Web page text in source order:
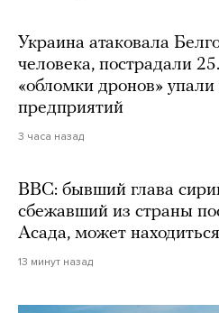
Украина атаковала
человека, пострадали
«обломки дронов»
предприятий
3 часа назад
BBC: бывший глава
сбежавший из страны
Асада, может
13 минут назад